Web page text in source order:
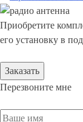
Приобретите
его установку в
Заказать
Перезвоните мне